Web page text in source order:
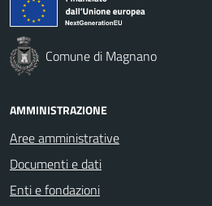
Comune di Magnano
AMMINISTRAZIONE
Aree amministrative
Documenti e dati
Enti e fondazioni